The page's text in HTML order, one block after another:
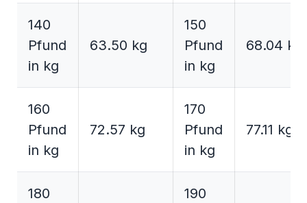
140
Pfund
in kg
63.50 kg
150
Pfund
in kg
68.04 kg
160
Pfund
in kg
72.57 kg
170
Pfund
in kg
77.11 kg
180
190